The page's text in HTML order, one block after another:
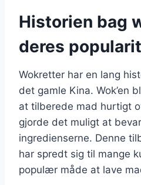
Historien bag
deres
Wokretter har en lang
det gamle Kina. Wok’en
at tilberede mad hurtigt
gjorde det muligt at
ingredienserne. Denne
har spredt sig til mange
populær måde at lave